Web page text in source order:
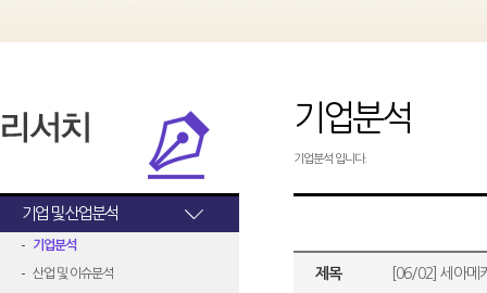
기업 및 산업분석
기업분석
산업 및 이슈분석
기업분석
기업분석 입니다.
제목 [06/02] 세아메